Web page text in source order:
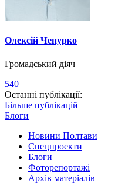
Олексій Чепурко
Громадський діяч
540
Останні публікації:
Більше публікацій
Блоги
Новини Полтави
Спецпроекти
Блоги
Фоторепортажі
Архів матеріалів